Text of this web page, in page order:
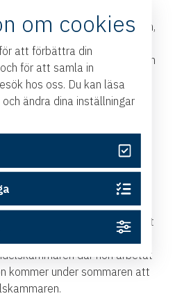
Larsson lyfte att kvinnor i
andra typer av frågor än män,
att få sämre ekonomisk
blir slutsatsen densamma: om
och bidra till regionens
möta likvärdiga
regionens näringsliv
Jonna Hedlund och Tilda
Handelskammaren. Jonna
Handelskammarens arbete
bland annat
Johansson har nyligen avslutat
där hon arbetat
kommer under sommaren att
om cookies
att förbättra din
för att samla in
hos oss. Du kan läsa
ändra dina inställningar